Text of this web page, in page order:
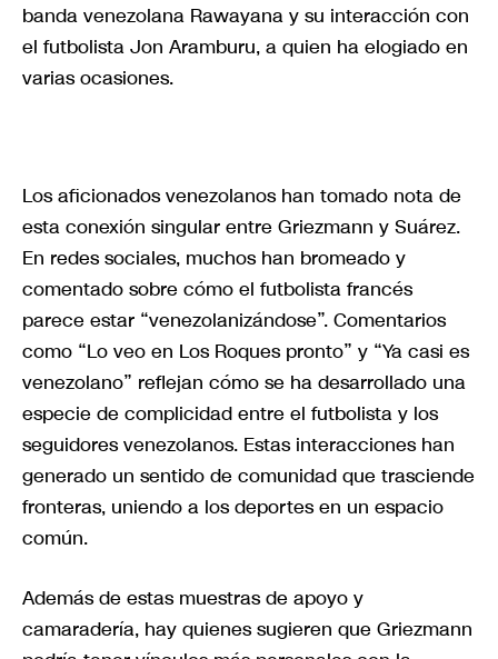
banda venezolana Rawayana y su interacción con
el futbolista Jon Aramburu, a quien ha elogiado en
varias ocasiones.
Los aficionados venezolanos han tomado nota de
esta conexión singular entre Griezmann y Suárez.
En redes sociales, muchos han bromeado y
comentado sobre cómo el futbolista francés
parece estar “venezolanizándose”. Comentarios
como “Lo veo en Los Roques pronto” y “Ya casi es
venezolano” reflejan cómo se ha desarrollado una
especie de complicidad entre el futbolista y los
seguidores venezolanos. Estas interacciones han
generado un sentido de comunidad que trasciende
fronteras, uniendo a los deportes en un espacio
común.
Además de estas muestras de apoyo y
camaradería, hay quienes sugieren que Griezmann